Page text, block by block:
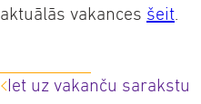
aktuālās vakances šeit.
Iet uz vakanču sarakstu